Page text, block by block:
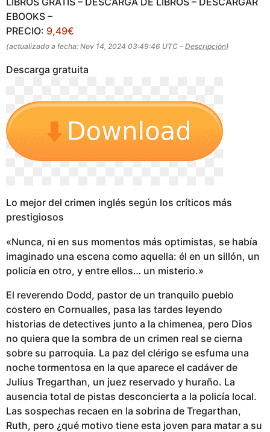
EBOOKS –
PRECIO: 9,49€
(actualizado a fecha: Nov 14, 2024 03:49:46 UTC – Descripción)
Descarga gratuita
Lo mejor del crimen inglés según los críticos más
prestigiosos
«Nunca, ni en sus momentos más optimistas, se había
imaginado una escena como aquella: él en un sillón, un
policía en otro, y entre ellos… un misterio.»
El reverendo Dodd, pastor de un tranquilo pueblo
costero en Cornualles, pasa las tardes leyendo
historias de detectives junto a la chimenea, pero Dios
no quiera que la sombra de un crimen real se cierna
sobre su parroquia. La paz del clérigo se esfuma una
noche tormentosa en la que aparece el cadáver de
Julius Tregarthan, un juez reservado y huraño. La
ausencia total de pistas desconcierta a la policía local.
Las sospechas recaen en la sobrina de Tregarthan,
Ruth, pero ¿qué motivo tiene esta joven para matar a su